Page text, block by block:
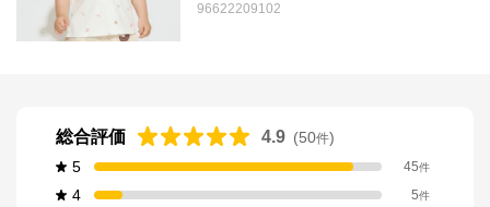
96622209102
総合評価 4.9 (50件)
5
45件
4 5件